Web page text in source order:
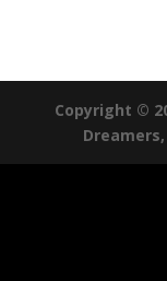
Copyright ©
Dreamers,